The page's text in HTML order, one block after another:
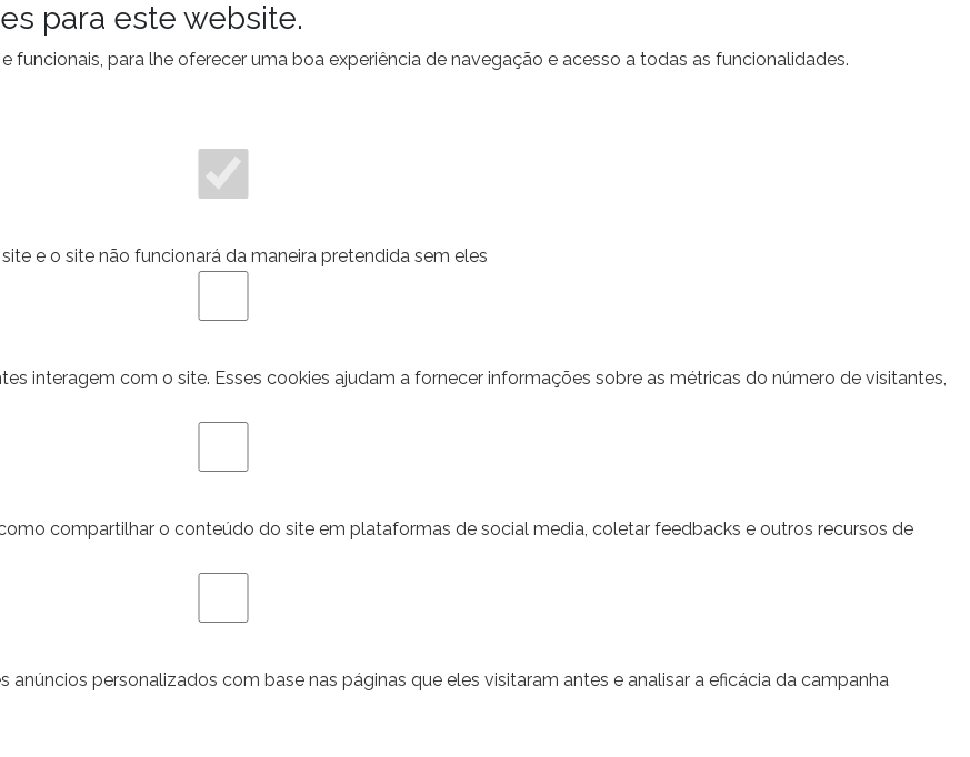
para este website.
para lhe oferecer uma boa experiência de navegação e acesso a todas as funcionalidades.
e o site não funcionará da maneira pretendida sem eles
interagem com o site. Esses cookies ajudam a fornecer informações sobre as métricas do número de visitantes,
compartilhar o conteúdo do site em plataformas de social media, coletar feedbacks e outros recursos de
personalizados com base nas páginas que eles visitaram antes e analisar a eficácia da campanha